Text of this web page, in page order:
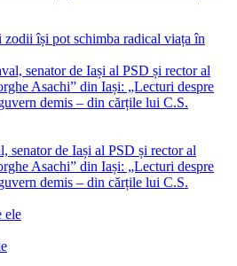
zodii își pot schimba radical viața în
senator de Iași al PSD și rector al
Asachi” din Iași: „Lecturi despre
demis – din cărțile lui C.S.